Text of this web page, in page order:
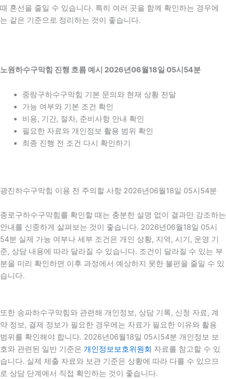
때 혼선을 줄일 수 있습니다. 특히 여러 곳을 함께 확인하는 경우에
는 같은 기준으로 정리하는 것이 좋습니다.
노원하수구막힘 진행 흐름 예시 2026년06월18일 05시54분
중랑구하수구막힘 기본 문의와 현재 상황 전달
가능 여부와 기본 조건 확인
비용, 기간, 절차, 준비사항 안내 확인
필요한 자료와 개인정보 활용 범위 확인
최종 진행 전 조건 다시 확인하기
광진하수구막힘 이용 전 주의할 사항 2026년06월18일 05시54분
종로구하수구막힘를 확인할 때는 충분한 설명 없이 결과만 강조하는
안내를 신중하게 살펴보는 것이 좋습니다. 2026년06월18일 05시
54분 실제 가능 여부나 세부 조건은 개인 상황, 지역, 시기, 운영 기
준, 상담 내용에 따라 달라질 수 있습니다. 조건이 달라질 수 있는 부
분을 미리 확인하면 이후 과정에서 예상하지 못한 불편을 줄일 수 있
습니다.
또한 송파하수구막힘와 관련해 개인정보, 상담 기록, 신청 자료, 계
약 정보, 결제 정보가 필요한 경우에는 자료가 필요한 이유와 활용
범위를 확인해야 합니다. 2026년06월18일 05시54분 개인정보 보
호와 관련된 일반 기준은 개인정보보호위원회 자료를 참고할 수 있
습니다. 실제 제출 자료와 보관 기준은 상황에 따라 다를 수 있으므
로 상담 단계에서 직접 확인하는 것이 좋습니다.